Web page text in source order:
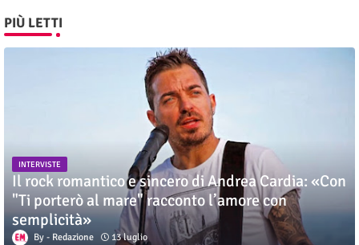
PIÙ LETTI
INTERVISTE
Il rock romantico e sincero di Andrea Cardia: «Con
"Ti porterò al mare" racconto l’amore con
semplicità»
Redazione 13 luglio